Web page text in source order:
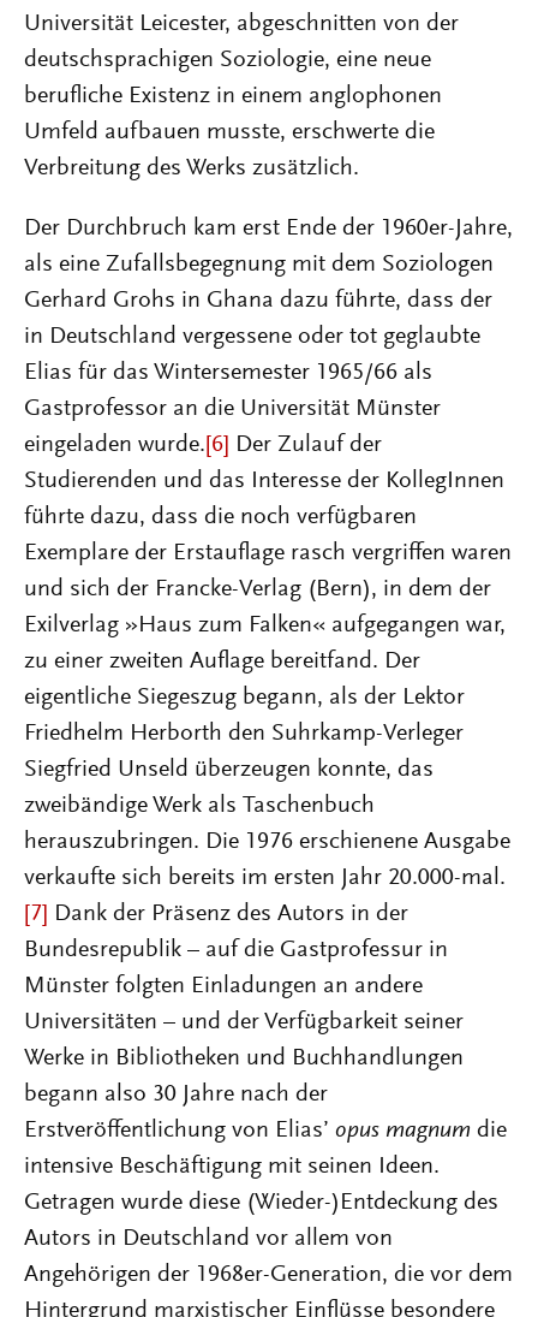
Universität Leicester, abgeschnitten von der
deutschsprachigen Soziologie, eine neue
berufliche Existenz in einem anglophonen
Umfeld aufbauen musste, erschwerte die
Verbreitung des Werks zusätzlich.
Der Durchbruch kam erst Ende der 1960er-Jahre,
als eine Zufallsbegegnung mit dem Soziologen
Gerhard Grohs in Ghana dazu führte, dass der
in Deutschland vergessene oder tot geglaubte
Elias für das Wintersemester 1965/66 als
Gastprofessor an die Universität Münster
eingeladen wurde. [6] Der Zulauf der
Studierenden und das Interesse der KollegInnen
führte dazu, dass die noch verfügbaren
Exemplare der Erstauflage rasch vergriffen waren
und sich der Francke-Verlag (Bern), in dem der
Exilverlag »Haus zum Falken« aufgegangen war,
zu einer zweiten Auflage bereitfand. Der
eigentliche Siegeszug begann, als der Lektor
Friedhelm Herborth den Suhrkamp-Verleger
Siegfried Unseld überzeugen konnte, das
zweibändige Werk als Taschenbuch
herauszubringen. Die 1976 erschienene Ausgabe
verkaufte sich bereits im ersten Jahr 20.000-mal.
[7]
Dank der Präsenz des Autors in der
Bundesrepublik – auf die Gastprofessur in
Münster folgten Einladungen an andere
Universitäten – und der Verfügbarkeit seiner
Werke in Bibliotheken und Buchhandlungen
begann also 30 Jahre nach der
Erstveröffentlichung von Elias’ opus magnum die
intensive Beschäftigung mit seinen Ideen.
Getragen wurde diese (Wieder-)Entdeckung des
Autors in Deutschland vor allem von
Angehörigen der 1968er-Generation, die vor dem
Hintergrund marxistischer Einflüsse besondere